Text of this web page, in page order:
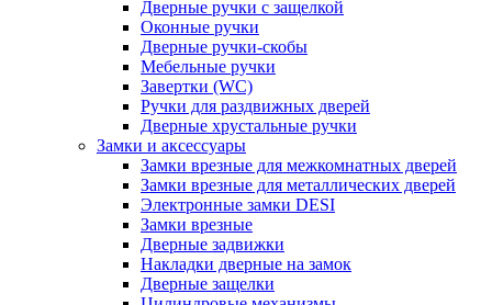
Дверные ручки с защелкой
Оконные ручки
Дверные ручки-скобы
Мебельные ручки
Завертки (WC)
Ручки для раздвижных дверей
Дверные хрустальные ручки
Замки и аксессуары
Замки врезные для межкомнатных дверей
Замки врезные для металлических дверей
Электронные замки DESI
Замки врезные
Дверные задвижки
Накладки дверные на замок
Дверные защелки